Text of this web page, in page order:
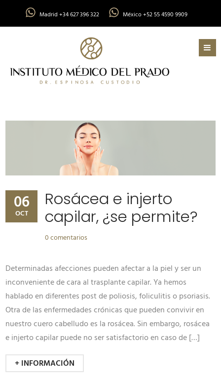
Madrid +34 627 396 322 México +52 55 4590 9909
06
OCT
Rosácea e injerto
capilar, ¿se permite?
0 comentarios
Determinadas afecciones pueden afectar a la piel y ser un
inconveniente de cara al trasplante capilar. Ya hemos
hablado en diferentes post de poliosis, foliculitis o psoriasis.
Otra de las enfermedades crónicas que pueden convivir en
nuestro cuero cabelludo es la rosácea. Sin embargo, rosácea
e injerto capilar puede no ser satisfactorio en caso de […]
+ INFORMACIÓN